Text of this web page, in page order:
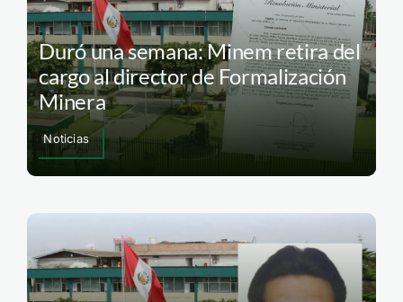
Duró una semana: Minem retira del
Minera
Noticias